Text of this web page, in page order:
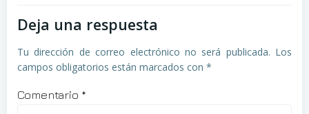
Deja una respuesta
Tu dirección de correo electrónico no será publicada. Los
campos obligatorios están marcados con *
Comentario *